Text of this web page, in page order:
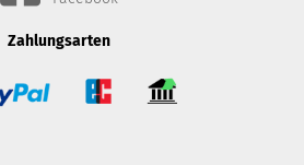
Zahlungsarten